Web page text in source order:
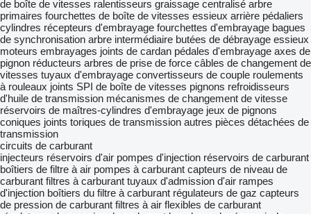
de boîte de vitesses ralentisseurs graissage centralisé arbre
primaires fourchettes de boîte de vitesses essieux arrière pédaliers
cylindres récepteurs d'embrayage fourchettes d'embrayage bagues
de synchronisation arbre intermédiaire butées de débrayage essieux
moteurs embrayages joints de cardan pédales d'embrayage axes de
pignon réducteurs arbres de prise de force câbles de changement de
vitesses tuyaux d'embrayage convertisseurs de couple roulements
à rouleaux joints SPI de boîte de vitesses pignons refroidisseurs
d'huile de transmission mécanismes de changement de vitesse
réservoirs de maîtres-cylindres d'embrayage jeux de pignons
coniques joints toriques de transmission autres pièces détachées de
transmission
circuits de carburant
injecteurs réservoirs d'air pompes d'injection réservoirs de carburant
boîtiers de filtre à air pompes à carburant capteurs de niveau de
carburant filtres à carburant tuyaux d'admission d'air rampes
d'injection boîtiers du filtre à carburant régulateurs de gaz capteurs
de pression de carburant filtres à air flexibles de carburant